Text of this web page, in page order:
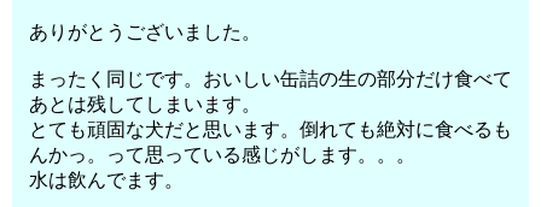
ありがとうございました。
まったく同じです。おいしい缶詰の生の部分だけ食べて
あとは残してしまいます。
とても頑固な犬だと思います。倒れても絶対に食べるも
んかっ。って思っている感じがします。。。
水は飲んでます。